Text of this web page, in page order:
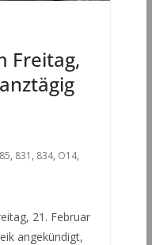
Freitag,
, 831 , 834, O14,
21. Februar
angekündigt,